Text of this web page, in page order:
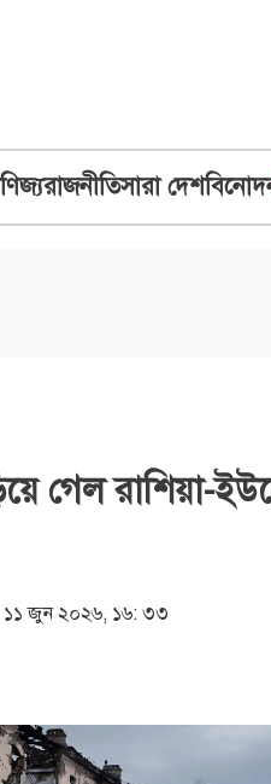
রাজনীতিসারা দেশ
গেল রাশিয়া-
১১ জুন ২০২৬, ১৬: ৩৩